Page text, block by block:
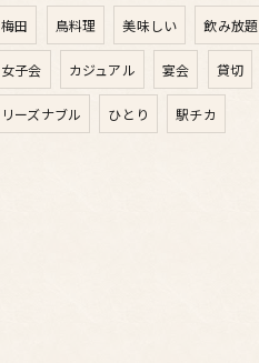
梅田 鳥料理 美味しい 飲み放題
女子会 カジュアル 宴会 貸切
リーズナブル ひとり 駅チカ